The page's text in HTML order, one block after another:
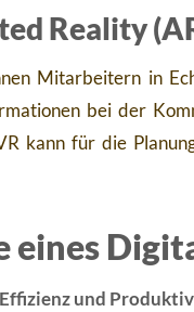
Reality
Mitarbeitern in
bei der
kann für die
eines
und